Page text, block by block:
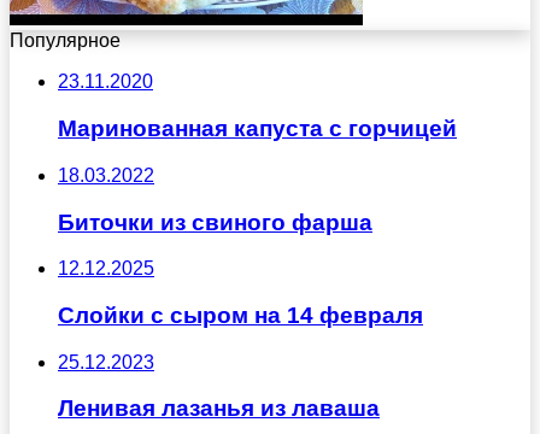
Популярное
23.11.2020
Маринованная капуста с горчицей
18.03.2022
Биточки из свиного фарша
12.12.2025
Слойки с сыром на 14 февраля
25.12.2023
Ленивая лазанья из лаваша